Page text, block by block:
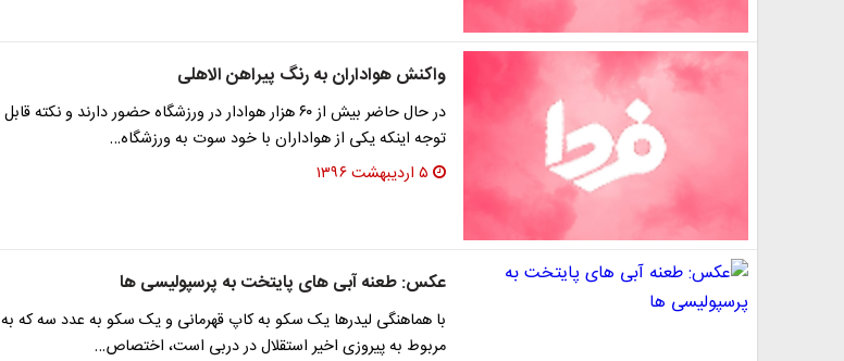
واکنش هواداران به رنگ پیراهن الاهلی
در حال حاضر بیش از ۶۰ هزار هوادار در ورزشگاه حضور دارند و نکته قابل
توجه اینکه یکی از هواداران با خود سوت به ورزشگاه…
۵ اردیبهشت ۱۳۹۶
عکس: طعنه آبی های پایتخت به پرسپولیسی ها
با هماهنگی لیدرها یک سکو به کاپ قهرمانی و یک سکو به عدد سه که به
مربوط به پیروزی اخیر استقلال در دربی است، اختصاص…